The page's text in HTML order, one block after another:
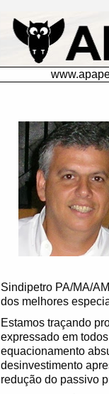
Sindipetro PA/MA/
dos melhores
Estamos traçando
expressado em
equacionamento
desinvestimento
redução do passivo